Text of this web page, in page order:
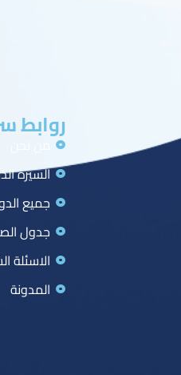
روابط
السيرة
جميع
جدول
الاسئلة
المدونة